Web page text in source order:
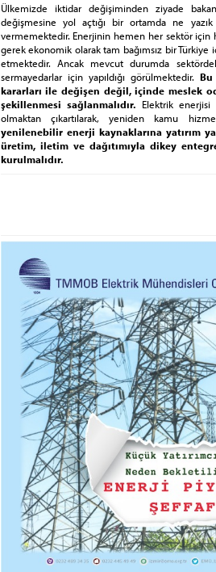
Ülkemizde iktidar değişiminden ziyade
değişmesine yol açtığı bir ortamda ne
vermemektedir. Enerjinin hemen her sektör için
gerek ekonomik olarak tam bağımsız bir Türkiye
etmektedir. Ancak mevcut durumda
sermayedarlar için yapıldığı görülmektedir.
kararları ile değişen değil, içinde meslek
şekillenmesi sağlanmalıdır. Elektrik
olmaktan çıkartılarak, yeniden kamu
yenilenebilir enerji kaynaklarına yatırım
üretim, iletim ve dağıtımıyla dikey
kurulmalıdır.